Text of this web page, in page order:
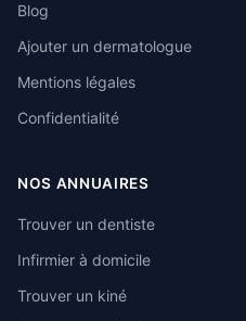
Blog
Ajouter un dermatologue
Mentions légales
Confidentialité
NOS ANNUAIRES
Trouver un dentiste
Infirmier à domicile
Trouver un kiné